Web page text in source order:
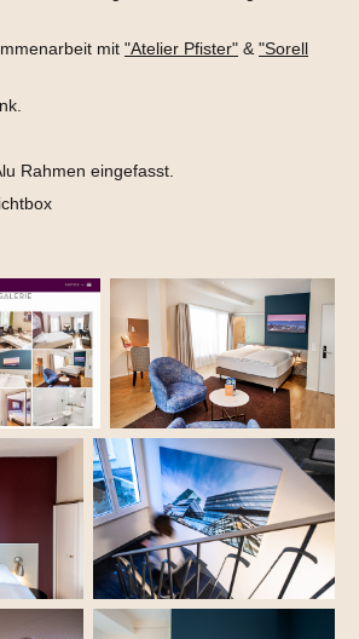
mit "Atelier Pfister" & "Sorell
Rahmen eingefasst.